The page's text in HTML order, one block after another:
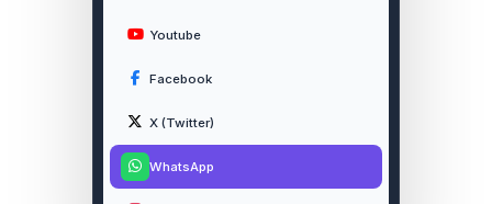
Youtube
Facebook
X (Twitter)
WhatsApp